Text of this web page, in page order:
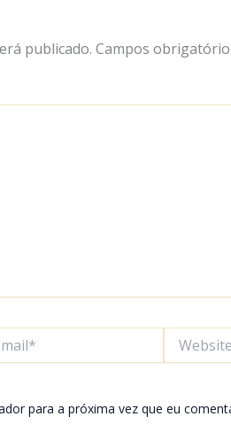
publicado. Campos
para a próxima vez que eu